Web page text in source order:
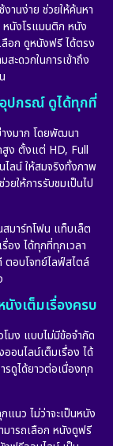
านง่าย ช่วยให้ค้นหา
หนังโรแมนติก หนัง
อก ดูหนังฟรี ได้ตรง
ะดวกในการเข้าถึง
ปกรณ์ ดูได้ทุกที่
งมาก โดยพัฒนา
สูง ตั้งแต่ HD, Full
ลน์ ให้สมจริงทั้งภาพ
ยให้การรับชมเป็นไป
มาร์ทโฟน แท็บเล็ต
อง ได้ทุกที่ทุกเวลา
ตอบโจทย์ไลฟ์สไตล์
งเต็มเรื่องครบ
มง แบบไม่มีข้อจำกัด
อนไลน์เต็มเรื่อง ได้
รดูได้ยาวต่อเนื่องทุก
นว ไม่ว่าจะเป็นหนัง
มารถเลือก หนังดูฟรี